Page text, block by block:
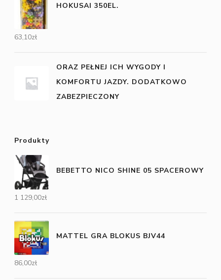
HOKUSAI 350EL.
63,10zł
ORAZ PEŁNEJ ICH WYGODY I
KOMFORTU JAZDY. DODATKOWO
ZABEZPIECZONY
Produkty
BEBETTO NICO SHINE 05 SPACEROWY
1 129,00zł
MATTEL GRA BLOKUS BJV44
86,00zł